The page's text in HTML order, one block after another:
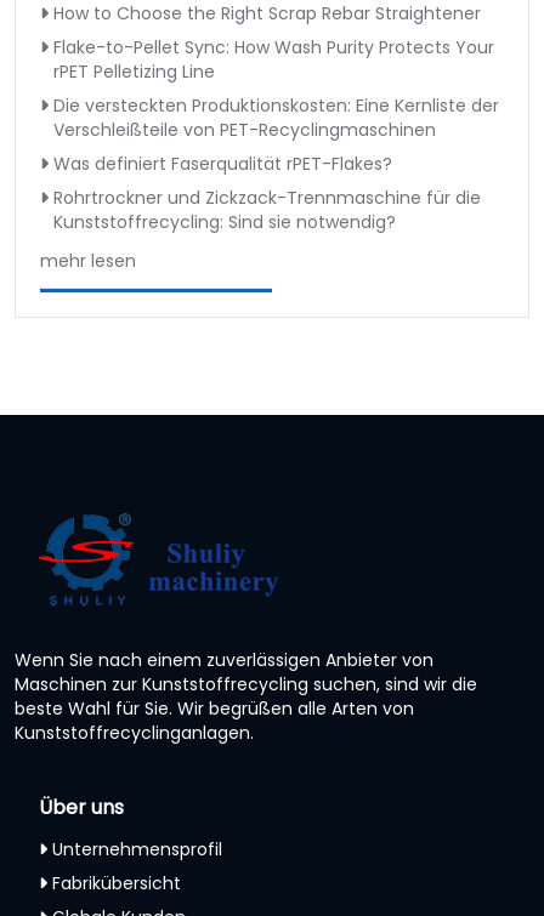
How to Choose the Right Scrap Rebar Straightener
Flake-to-Pellet Sync: How Wash Purity Protects Your
rPET Pelletizing Line
Die versteckten Produktionskosten: Eine Kernliste der
Verschleißteile von PET-Recyclingmaschinen
Was definiert Faserqualität rPET-Flakes?
Rohrtrockner und Zickzack-Trennmaschine für die
Kunststoffrecycling: Sind sie notwendig?
mehr lesen
Wenn Sie nach einem zuverlässigen Anbieter von
Maschinen zur Kunststoffrecycling suchen, sind wir die
beste Wahl für Sie. Wir begrüßen alle Arten von
Kunststoffrecyclinganlagen.
Über uns
Unternehmensprofil
Fabrikübersicht